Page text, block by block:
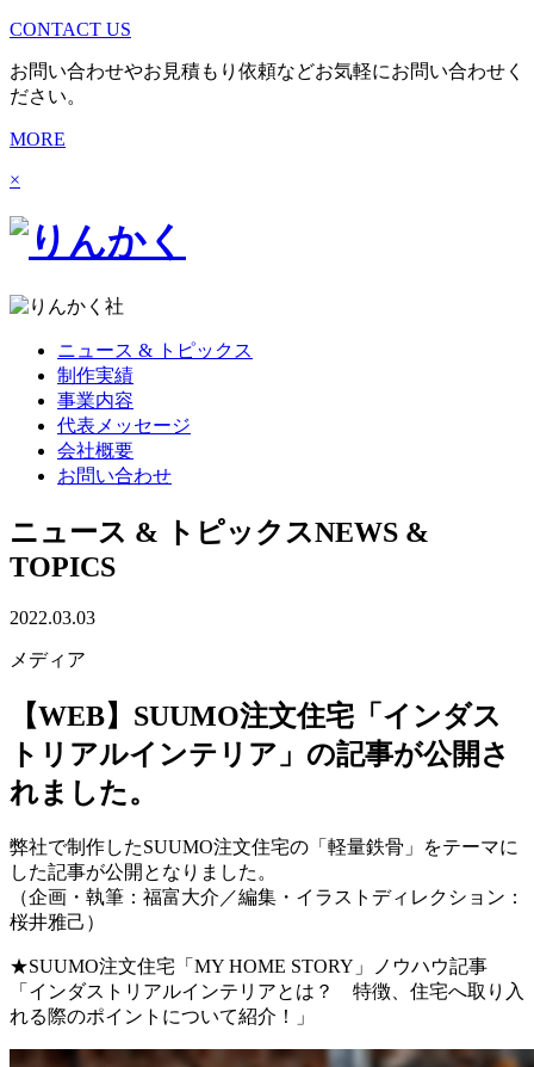
CONTACT US
お問い合わせやお見積もり依頼などお気軽にお問い合わせく
ださい。
MORE
×
ニュース & トピックス
制作実績
事業内容
代表メッセージ
会社概要
お問い合わせ
ニュース & トピックスNEWS &
TOPICS
2022.03.03
メディア
【WEB】SUUMO注文住宅「インダス
トリアルインテリア」の記事が公開さ
れました。
弊社で制作したSUUMO注文住宅の「軽量鉄骨」をテーマに
した記事が公開となりました。
（企画・執筆：福富大介／編集・イラストディレクション：
桜井雅己）
★SUUMO注文住宅「MY HOME STORY」ノウハウ記事
「インダストリアルインテリアとは？ 特徴、住宅へ取り入
れる際のポイントについて紹介！」